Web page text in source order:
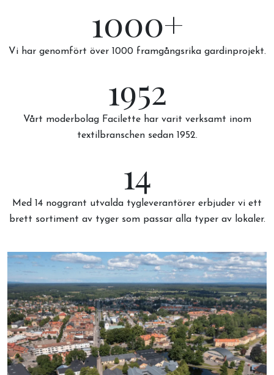
1000+
Vi har genomfört över 1000 framgångsrika gardinprojekt.
1952
Vårt moderbolag Facilette har varit verksamt inom
textilbranschen sedan 1952.
14
Med 14 noggrant utvalda tygleverantörer erbjuder vi ett
brett sortiment av tyger som passar alla typer av lokaler.